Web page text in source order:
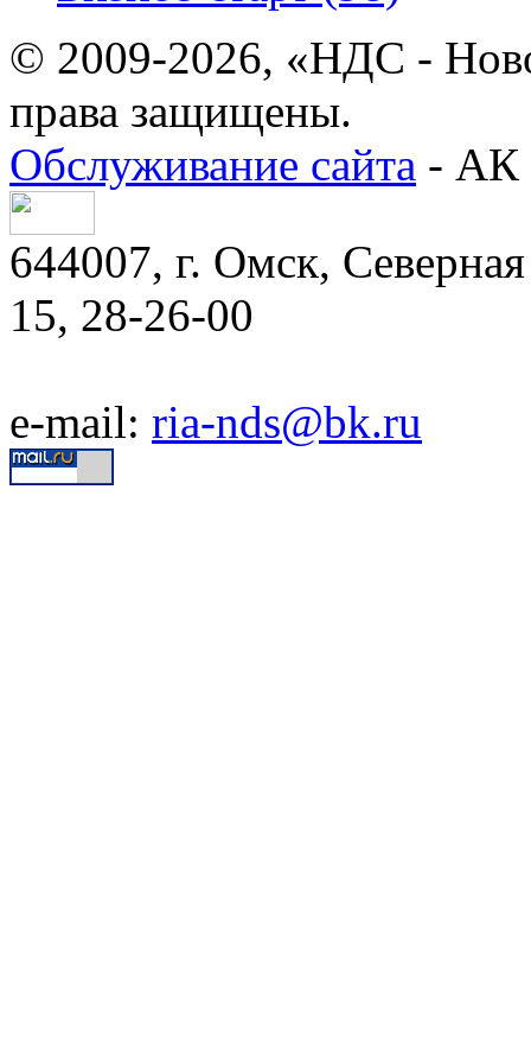
© 2009-2026, «НДС -
права защищены.
Обслуживание сайта - АК
644007, г. Омск,
15, 28-26-00
e-mail: ria-nds@bk.ru